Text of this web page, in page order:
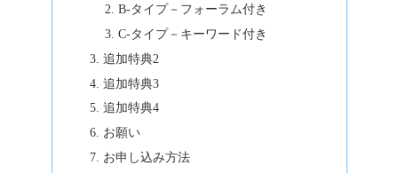
B-タイプ－フォーラム付き
C-タイプ－キーワード付き
追加特典2
追加特典3
追加特典4
お願い
お申し込み方法